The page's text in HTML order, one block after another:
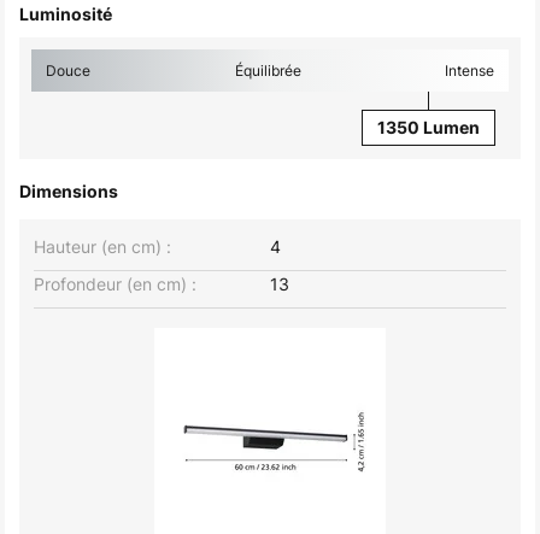
Luminosité
Douce Équilibrée Intense
1350 Lumen
Dimensions
Hauteur (en cm) :
4
Profondeur (en cm) :
13